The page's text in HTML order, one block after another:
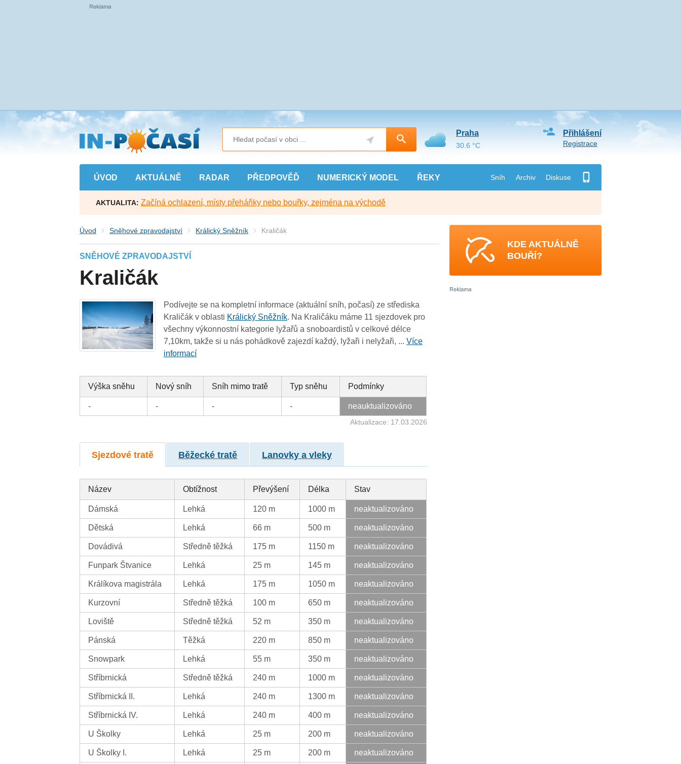
Přejít
na
hlavní
obsah
ÚVOD AKTUÁLNĚ RADAR PŘEDPOVĚĎ NUMERICKÝ MODEL ŘEKY Sníh Archiv Diskuse
Přihlášení
Registrace
Praha
30.6 °C
AKTUALITA: Začíná ochlazení, místy přeháňky nebo bouřky, zejména na východě
Úvod Sněhové zpravodajství Králický Sněžník Kraličák
SNĚHOVÉ ZPRAVODAJSTVÍ
Kraličák
Podívejte se na kompletní informace (aktuální sníh, počasí) ze střediska
Kraličák v oblasti Králický Sněžník. Na Kraličáku máme 11 sjezdovek pro
všechny výkonnostní kategorie lyžařů a snoboardistů v celkové délce
7,10km, takže si u nás pohádkově zajezdí každý, lyžaři i nelyžaři, ...Více
informací
Výška sněhu Nový sníh Sníh mimo tratě Typ sněhu Podmínky
- - - - neauktualizováno
Aktualizace: 17.03.2026
Sjezdové tratě Běžecké tratě Lanovky a vleky
Název Obtížnost Převýšení Délka Stav
Dámská Lehká 120 m 1000 m neaktualizováno
Dětská Lehká 66 m 500 m neaktualizováno
Dovádivá Středně těžká 175 m 1150 m neaktualizováno
Funpark Štvanice Lehká 25 m 145 m neaktualizováno
Králíkova magistrála Lehká 175 m 1050 m neaktualizováno
Kurzovní Středně těžká 100 m 650 m neaktualizováno
Loviště Středně těžká 52 m 350 m neaktualizováno
Pánská Těžká 220 m 850 m neaktualizováno
Snowpark Lehká 55 m 350 m neaktualizováno
Stříbrnická Středně těžká 240 m 1000 m neaktualizováno
Stříbrnická II. Lehká 240 m 1300 m neaktualizováno
Stříbrnická IV. Lehká 240 m 400 m neaktualizováno
U Školky Lehká 25 m 200 m neaktualizováno
U Školky I. Lehká 25 m 200 m neaktualizováno
KDE AKTUÁLNĚ
BOUŘÍ?